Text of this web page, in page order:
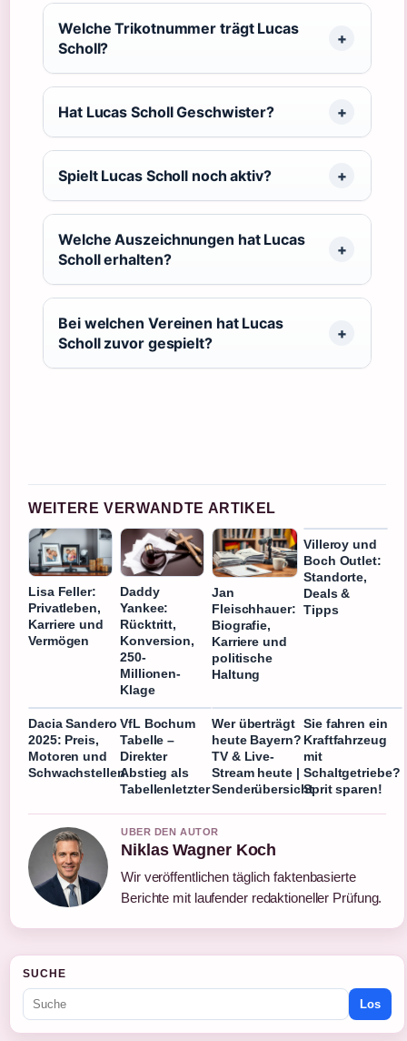
Welche Trikotnummer trägt Lucas
Scholl?
Hat Lucas Scholl Geschwister?
Spielt Lucas Scholl noch aktiv?
Welche Auszeichnungen hat Lucas
Scholl erhalten?
Bei welchen Vereinen hat Lucas
Scholl zuvor gespielt?
WEITERE VERWANDTE ARTIKEL
Lisa Feller:
Privatleben,
Karriere und
Vermögen
Daddy
Yankee:
Rücktritt,
Konversion,
250-
Millionen-
Klage
Jan
Fleischhauer:
Biografie,
Karriere und
politische
Haltung
Villeroy und
Boch Outlet:
Standorte,
Deals &
Tipps
Dacia Sandero
2025: Preis,
Motoren und
Schwachstellen
VfL Bochum
Tabelle –
Direkter
Abstieg als
Tabellenletzter
Wer überträgt
heute Bayern?
TV & Live-
Stream heute |
Senderübersicht
Sie fahren ein
Kraftfahrzeug
mit
Schaltgetriebe?
Sprit sparen!
UBER DEN AUTOR
Niklas Wagner Koch
Wir veröffentlichen täglich faktenbasierte
Berichte mit laufender redaktioneller Prüfung.
SUCHE
Los